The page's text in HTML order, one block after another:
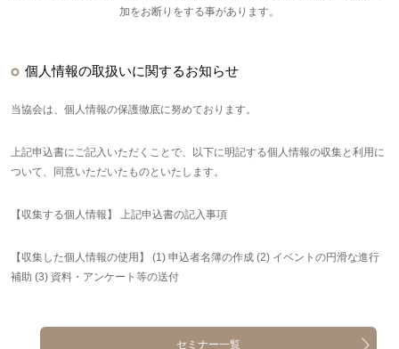
加をお断りをする事があります。
個人情報の取扱いに関するお知らせ
当協会は、個人情報の保護徹底に努めております。
上記申込書にご記入いただくことで、以下に明記する個人情報の収集と利用に
ついて、同意いただいたものといたします。
【収集する個人情報】 上記申込書の記入事項
【収集した個人情報の使用】 (1) 申込者名簿の作成 (2) イベントの円滑な進行
補助 (3) 資料・アンケート等の送付
セミナー一覧